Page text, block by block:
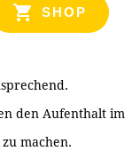
SHOP
den Aufenthalt im
machen.